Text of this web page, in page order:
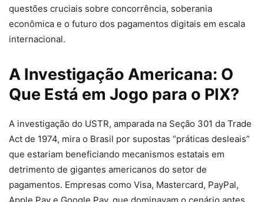
questões cruciais sobre concorrência, soberania
econômica e o futuro dos pagamentos digitais em escala
internacional.
A Investigação Americana: O
Que Está em Jogo para o PIX?
A investigação do USTR, amparada na Seção 301 da Trade
Act de 1974, mira o Brasil por supostas “práticas desleais”
que estariam beneficiando mecanismos estatais em
detrimento de gigantes americanos do setor de
pagamentos. Empresas como Visa, Mastercard, PayPal,